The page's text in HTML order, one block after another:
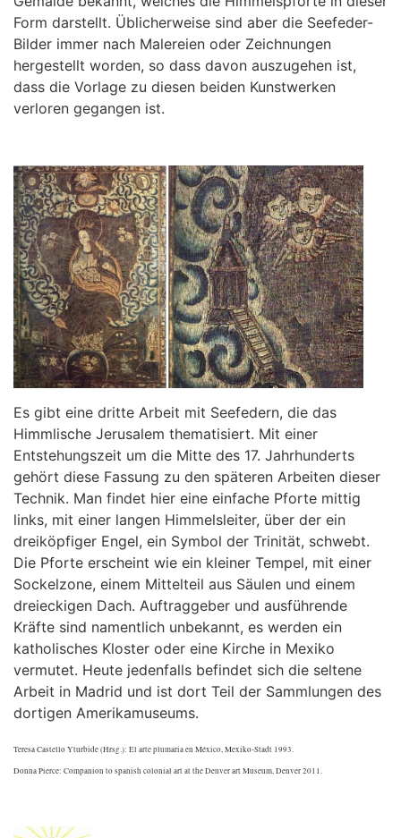
Form darstellt. Üblicherweise sind aber die Seefeder-
Bilder immer nach Malereien oder Zeichnungen
hergestellt worden, so dass davon auszugehen ist,
dass die Vorlage zu diesen beiden Kunstwerken
verloren gegangen ist.
Es gibt eine dritte Arbeit mit Seefedern, die das
Himmlische Jerusalem thematisiert. Mit einer
Entstehungszeit um die Mitte des 17. Jahrhunderts
gehört diese Fassung zu den späteren Arbeiten dieser
Technik. Man findet hier eine einfache Pforte mittig
links, mit einer langen Himmelsleiter, über der ein
dreiköpfiger Engel, ein Symbol der Trinität, schwebt.
Die Pforte erscheint wie ein kleiner Tempel, mit einer
Sockelzone, einem Mittelteil aus Säulen und einem
dreieckigen Dach. Auftraggeber und ausführende
Kräfte sind namentlich unbekannt, es werden ein
katholisches Kloster oder eine Kirche in Mexiko
vermutet. Heute jedenfalls befindet sich die seltene
Arbeit in Madrid und ist dort Teil der Sammlungen des
dortigen Amerikamuseums.
Teresa Castello Yturbide (Hrsg.): El arte plumaria en México, Mexiko-Stadt 1993.
Donna Pierce: Companion to spanish colonial art at the Denver art Museum, Denver 2011.